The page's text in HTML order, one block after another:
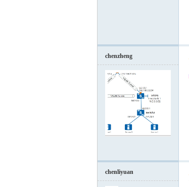
chenzheng
chenliyuan